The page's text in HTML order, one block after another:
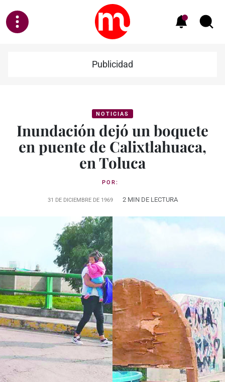
Publicidad
NOTICIAS
Inundación dejó un boquete
en puente de Calixtlahuaca,
en Toluca
POR:
31 DE DICIEMBRE DE 1969 2 MIN DE LECTURA